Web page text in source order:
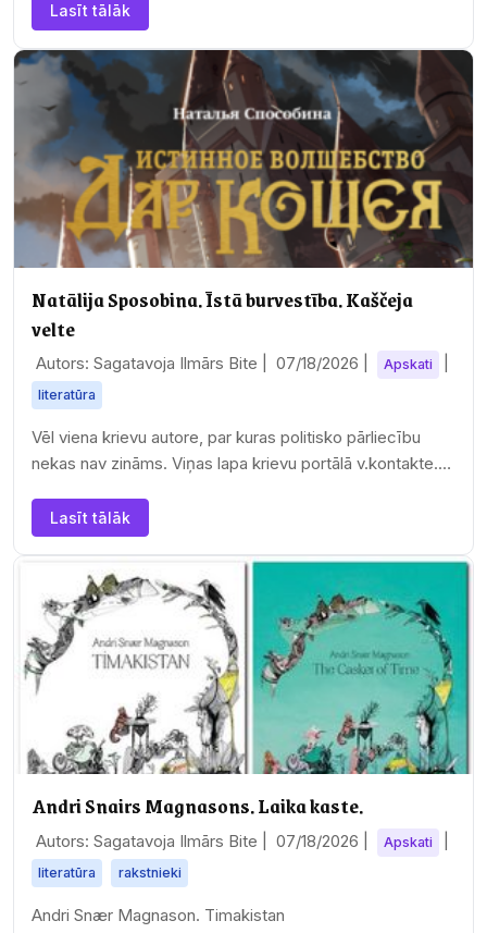
Lasīt tālāk
Natālija Sposobina. Īstā burvestība. Kaščeja
velte
Autors: Sagatavoja Ilmārs Bite | 07/18/2026 Apskati
literatūra
Vēl viena krievu autore, par kuras politisko pārliecību
nekas nav zināms. Viņas lapa krievu portālā v.kontakte.ru
Lasīt tālāk
Andri Snairs Magnasons. Laika kaste.
Autors: Sagatavoja Ilmārs Bite | 07/18/2026 Apskati
literatūra rakstnieki
Andri Snær Magnason. Timakistan